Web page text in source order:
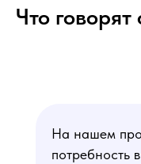
Что
На нашем
потребность